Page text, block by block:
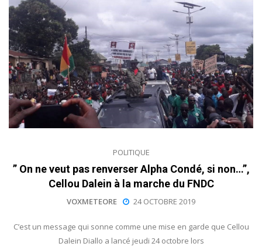
POLITIQUE
” On ne veut pas renverser Alpha Condé, si non…”,
Cellou Dalein à la marche du FNDC
VOXMETEORE 24 OCTOBRE 2019
C’est un message qui sonne comme une mise en garde que Cellou
Dalein Diallo a lancé jeudi 24 octobre lors